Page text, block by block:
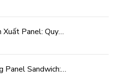
Xuất Panel: Quy
Panel Sandwich: